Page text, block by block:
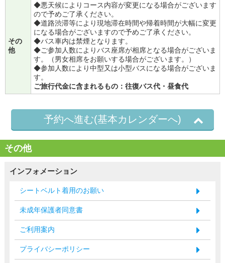
その
他
◆悪天候によりコース内容が変更になる場合がございます
ので予めご了承ください。
◆道路渋滞等により現地滞在時間や帰着時間が大幅に変更
になる場合がございますので予めご了承ください。
◆バス車内は禁煙となります。
◆ご参加人数によりバス座席が相席となる場合がございま
す。（男女相席をお願いする場合がございます。）
◆参加人数により中型又は小型バスになる場合がございま
す。
ご旅行代金に含まれるもの：往復バス代・昼食代
予約へ進む(基本カレンダーへ)
その他
インフォメーション
シートベルト着用のお願い
未成年保護者同意書
ご利用案内
プライバシーポリシー